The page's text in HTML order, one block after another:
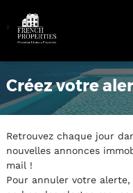
²
Créez votre
Retrouvez chaque jour
nouvelles annonces
mail !
Pour annuler votre